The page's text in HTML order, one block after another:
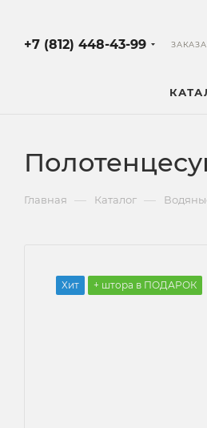
+7 (812) 448-43-99
Главная — Каталог —
Хит + штора в ПОДАРОК